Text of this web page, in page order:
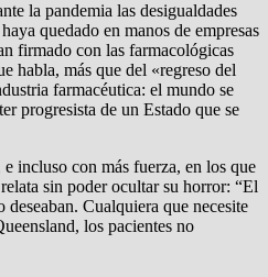
la pandemia las desigualdades
quedado en manos de empresas
firmado con las farmacológicas
habla, más que del «regreso del
farmacéutica: el mundo se
progresista de un Estado que se
incluso con más fuerza, en los que
sin poder ocultar su horror: “El
Cualquiera que necesite
los pacientes no